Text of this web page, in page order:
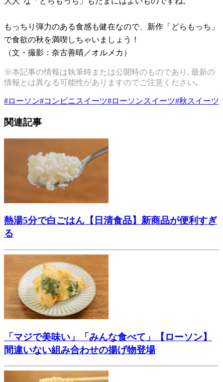
もっちり弾力のある食感も健在なので、新作「どらもっち」
で食欲の秋を満喫しちゃいましょう！
（文・撮影：奈古善晴／オルメカ）
※本記事の情報は執筆時または公開時のものであり､最新の
情報とは異なる可能性がありますのでご注意ください｡
#ローソン#コンビニスイーツ#ローソンスイーツ#秋スイーツ
関連記事
熱湯5分で白ごはん【日清食品】新商品が便利すぎ
る
「マジで美味い」「みんな食べて」【ローソン】
間違いない組み合わせの揚げ物登場